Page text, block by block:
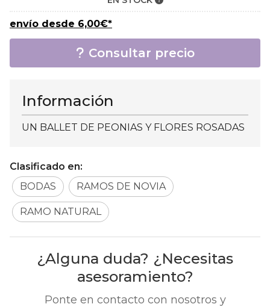
envío desde 6,00€*
Consultar precio
Información
UN BALLET DE PEONIAS Y FLORES ROSADAS
Clasificado en:
BODAS
RAMOS DE NOVIA
RAMO NATURAL
¿Alguna duda? ¿Necesitas
asesoramiento?
Ponte en contacto con nosotros y